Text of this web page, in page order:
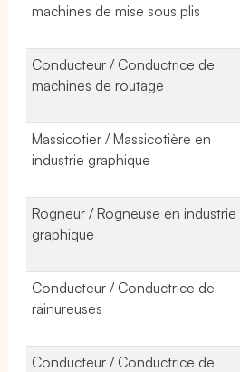
machines de mise sous plis
Conducteur / Conductrice de
machines de routage
Massicotier / Massicotière en
industrie graphique
Rogneur / Rogneuse en industrie
graphique
Conducteur / Conductrice de
rainureuses
Conducteur / Conductrice de